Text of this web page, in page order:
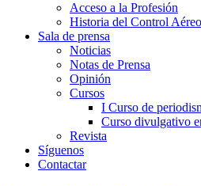
Acceso a la Profesión
Historia del Control Aéreo
Sala de prensa
Noticias
Notas de Prensa
Opinión
Cursos
I Curso de
Curso divulgativo
Revista
Síguenos
Contactar